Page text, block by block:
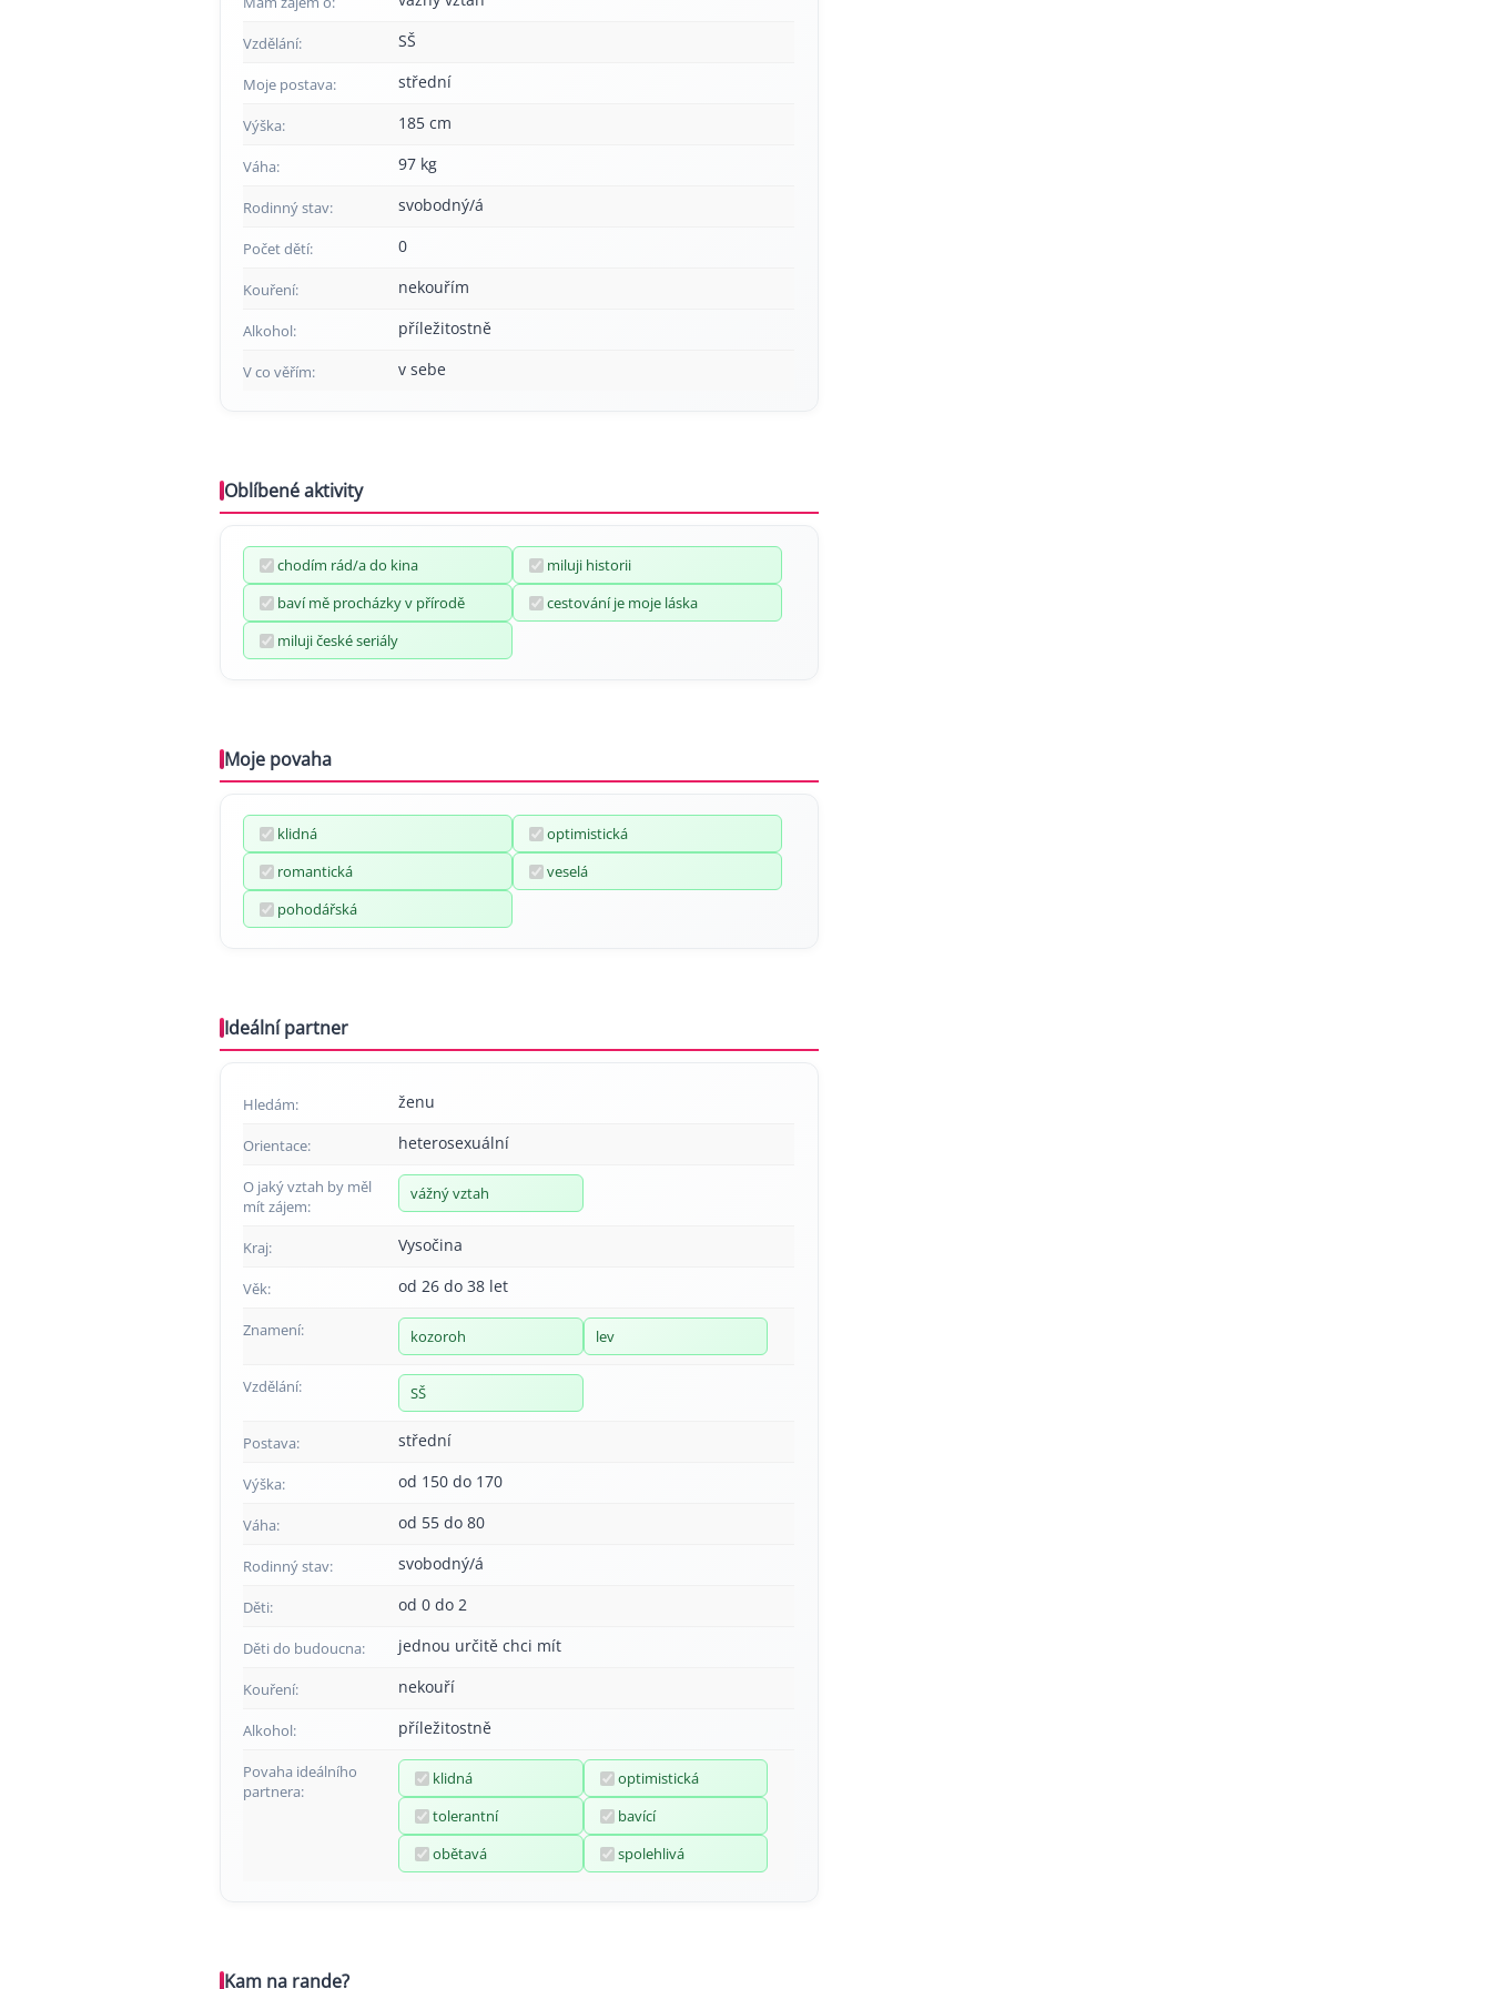
Vzdělání: SŠ
Moje postava: střední
Výška: 185 cm
Váha: 97 kg
Rodinný stav: svobodný/á
Počet dětí: 0
Kouření: nekouřím
Alkohol: příležitostně
V co věřím: v sebe
Oblíbené aktivity
chodím rád/a do kina
miluji historii
baví mě procházky v přírodě
cestování je moje láska
miluji české seriály
Moje povaha
klidná
optimistická
romantická
veselá
pohodářská
Ideální partner
Hledám: ženu
Orientace: heterosexuální
O jaký vztah by měl
mít zájem:
vážný vztah
Kraj: Vysočina
Věk: od 26 do 38 let
Znamení: kozoroh lev
Vzdělání: SŠ
Postava: střední
Výška: od 150 do 170
Váha: od 55 do 80
Rodinný stav: svobodný/á
Děti: od 0 do 2
Děti do budoucna: jednou určitě chci mít
Kouření: nekouří
Alkohol: příležitostně
Povaha ideálního
partnera:
klidná
optimistická
tolerantní
bavící
obětavá
spolehlivá
Kam na rande?